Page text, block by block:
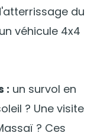
du
véhicule 4x4
: un survol en
? Une visite
? Ces